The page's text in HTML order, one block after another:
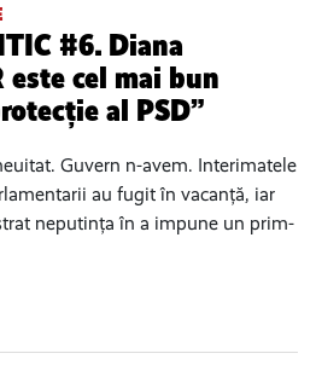
#6. Diana
este cel mai bun
al PSD”
Guvern n-avem. Interimatele
au fugit în vacanță, iar
neputința în a impune un prim-